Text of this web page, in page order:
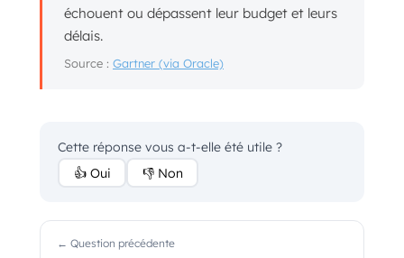
échouent ou dépassent leur budget et leurs
délais.
Source : Gartner (via Oracle)
Cette réponse vous a-t-elle été utile ?
👍 Oui
👎 Non
← Question précédente